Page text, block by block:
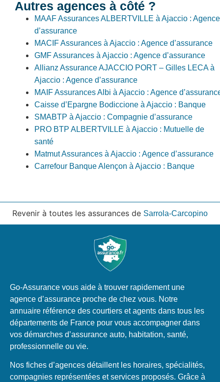
Autres agences à côté ?
MAAF Assurances ALBERTVILLE à Ajaccio : Agence
d’assurance
MACIF Assurances à Ajaccio : Agence d’assurance
GMF Assurances à Ajaccio : Agence d’assurance
Allianz Assurance AJACCIO PORT – Gilles LECA à
Ajaccio : Agence d’assurance
MAIF Assurances Albi à Ajaccio : Agence
Caisse d’Epargne Bodiccione à Ajaccio : Banque
SMABTP à Ajaccio : Compagnie d’assurance
PRO BTP ALBERTVILLE à Ajaccio : Mutuelle de
santé
Matmut Assurances à Ajaccio : Agence d’assurance
Carrefour Banque Alençon à Ajaccio : Banque
Revenir à toutes les assurances de Sarrola-Carcopino
Go-Assurance vous aide à trouver rapidement une
agence d’assurance proche de chez vous. Notre
annuaire référence des courtiers et agents dans tous les
départements de France pour vous accompagner dans
vos démarches d’assurance auto, habitation, santé,
professionnelle ou vie.
Nos fiches d’agences détaillent les horaires, spécialités,
compagnies représentées et services proposés. Grâce à